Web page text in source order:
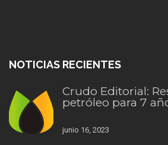
NOTICIAS RECIENTES
Crudo Editorial:
petróleo para 7
junio 16, 2023